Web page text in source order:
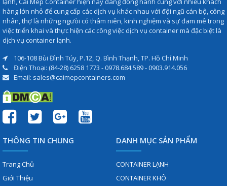
hàng lớn nhỏ để cung cấp các dịch vụ khác nhau với đội ngũ cán bộ, công
nhân, thợ là những ngưòi có thâm niên, kinh nghiệm và sự đam mê trong
việc triển khai và thực hiện các công việc dịch vụ container mà đặc biệt là
dịch vụ container lạnh.
106-108 Bùi Đình Túy, P.12, Q. Bình Thạnh, TP. Hồ Chí Minh
Điện Thoại: (84-28) 6258 1773 - 0978.684.589 - 0903.914.056
Email: sales@caimepcontainers.com
THÔNG TIN CHUNG
Trang Chủ
Giới Thiệu
DANH MỤC SẢN PHẨM
CONTAINER LẠNH
CONTAINER KHÔ